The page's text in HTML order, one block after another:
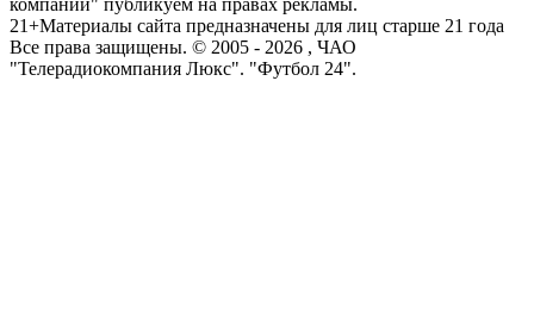
компаний" публикуем на правах рекламы.
21+Материалы сайта предназначены для лиц старше 21 года
Все права защищены. © 2005 - 2026 , ЧАО
"Телерадиокомпания Люкс". "Футбол 24".